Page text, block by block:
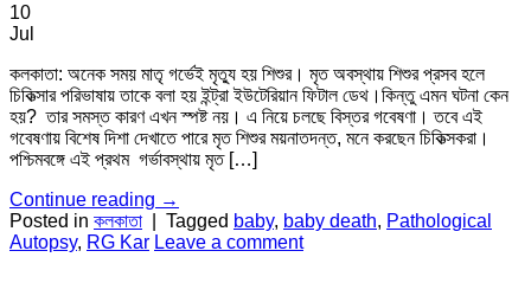
10
Jul
কলকাতা: অনেক সময় মাতৃ গর্ভেই মৃত্যু হয় শিশুর। মৃত অবস্থায় শিশুর প্রসব হলে
চিকিত্সার পরিভাষায় তাকে বলা হয় ইন্ট্রা ইউটেরিয়ান ফিটাল ডেথ।কিন্তু এমন ঘটনা কেন
হয়? তার সমস্ত কারণ এখন স্পষ্ট নয়। এ নিয়ে চলছে বিস্তর গবেষণা। তবে এই
গবেষণায় বিশেষ দিশা দেখাতে পারে মৃত শিশুর ময়নাতদন্ত, মনে করছেন চিকিত্সকরা।
পশ্চিমবঙ্গে এই প্রথম গর্ভাবস্থায় মৃত […]
Continue reading →
Posted in কলকাতা Tagged baby, baby death, Pathological
Autopsy, RG Kar Leave a comment